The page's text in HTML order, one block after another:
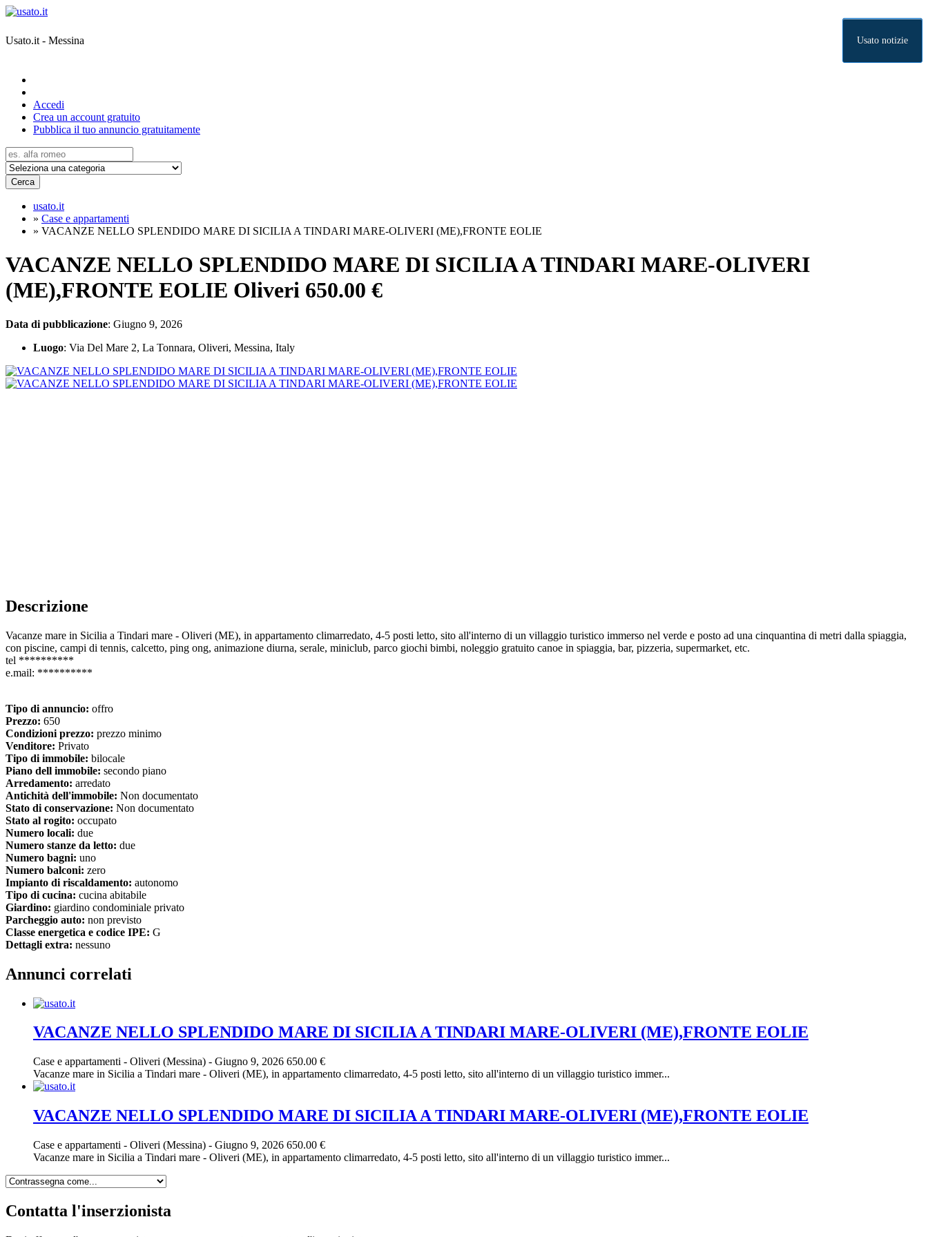
Usato.it - Messina Usato notizie
Accedi
Crea un account gratuito
Pubblica il tuo annuncio gratuitamente
Cerca
usato.it
» Case e appartamenti
» VACANZE NELLO SPLENDIDO MARE DI SICILIA A TINDARI MARE-OLIVERI (ME),FRONTE EOLIE
VACANZE NELLO SPLENDIDO MARE DI SICILIA A TINDARI MARE-OLIVERI
(ME),FRONTE EOLIE Oliveri 650.00 €
Data di pubblicazione: Giugno 9, 2026
Luogo: Via Del Mare 2, La Tonnara, Oliveri, Messina, Italy
Descrizione
Vacanze mare in Sicilia a Tindari mare - Oliveri (ME), in appartamento climarredato, 4-5 posti letto, sito all'interno di un villaggio turistico immerso nel verde e posto ad una cinquantina di metri dalla spiaggia,
con piscine, campi di tennis, calcetto, ping ong, animazione diurna, serale, miniclub, parco giochi bimbi, noleggio gratuito canoe in spiaggia, bar, pizzeria, supermarket, etc.
tel **********
e.mail: **********
Tipo di annuncio: offro
Prezzo: 650
Condizioni prezzo: prezzo minimo
Venditore: Privato
Tipo di immobile: bilocale
Piano dell immobile: secondo piano
Arredamento: arredato
Antichità dell'immobile: Non documentato
Stato di conservazione: Non documentato
Stato al rogito: occupato
Numero locali: due
Numero stanze da letto: due
Numero bagni: uno
Numero balconi: zero
Impianto di riscaldamento: autonomo
Tipo di cucina: cucina abitabile
Giardino: giardino condominiale privato
Parcheggio auto: non previsto
Classe energetica e codice IPE: G
Dettagli extra: nessuno
Annunci correlati
VACANZE NELLO SPLENDIDO MARE DI SICILIA A TINDARI MARE-OLIVERI (ME),FRONTE EOLIE
Case e appartamenti - Oliveri (Messina) - Giugno 9, 2026 650.00 €
Vacanze mare in Sicilia a Tindari mare - Oliveri (ME), in appartamento climarredato, 4-5 posti letto, sito all'interno di un villaggio turistico immer...
VACANZE NELLO SPLENDIDO MARE DI SICILIA A TINDARI MARE-OLIVERI (ME),FRONTE EOLIE
Case e appartamenti - Oliveri (Messina) - Giugno 9, 2026 650.00 €
Vacanze mare in Sicilia a Tindari mare - Oliveri (ME), in appartamento climarredato, 4-5 posti letto, sito all'interno di un villaggio turistico immer...
Contatta l'inserzionista